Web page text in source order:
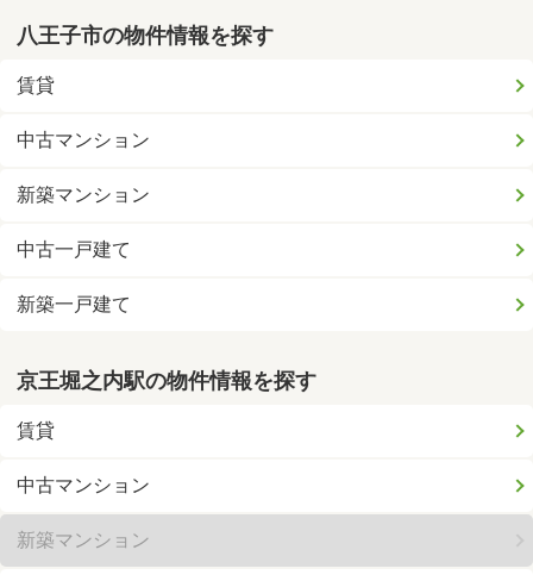
八王子市の物件情報を探す
賃貸
中古マンション
新築マンション
中古一戸建て
新築一戸建て
京王堀之内駅の物件情報を探す
賃貸
中古マンション
新築マンション